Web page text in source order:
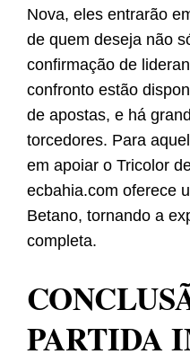
Nova, eles entrarão
de quem deseja não
confirmação de
confronto estão
de apostas, e há
torcedores. Para
em apoiar o Tricolor
ecbahia.com oferece
Betano, tornando a
completa.
PARTIDA